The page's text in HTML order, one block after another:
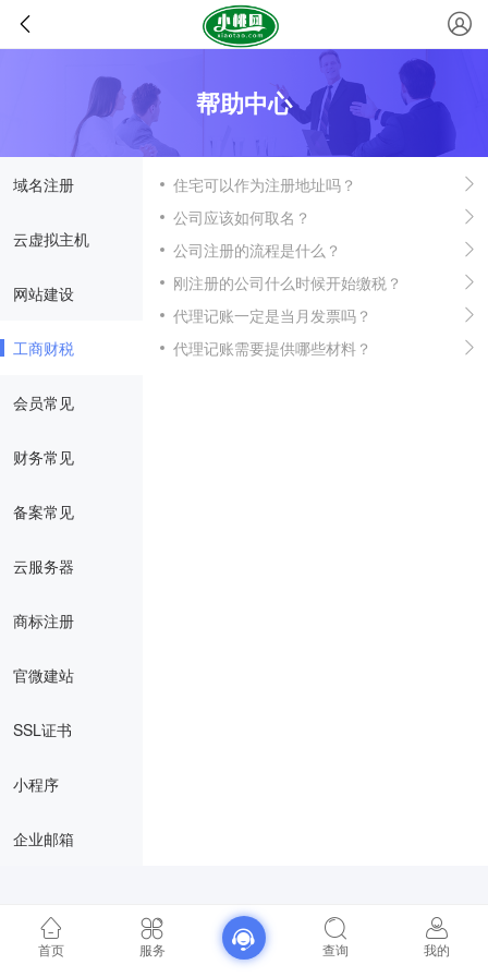
帮助中心
域名注册
云虚拟主机
网站建设
工商财税
会员常见
财务常见
备案常见
云服务器
商标注册
官微建站
SSL证书
小程序
企业邮箱
住宅可以作为注册地址吗？
公司应该如何取名？
公司注册的流程是什么？
刚注册的公司什么时候开始缴税？
代理记账一定是当月发票吗？
代理记账需要提供哪些材料？
首页 服务 查询 我的